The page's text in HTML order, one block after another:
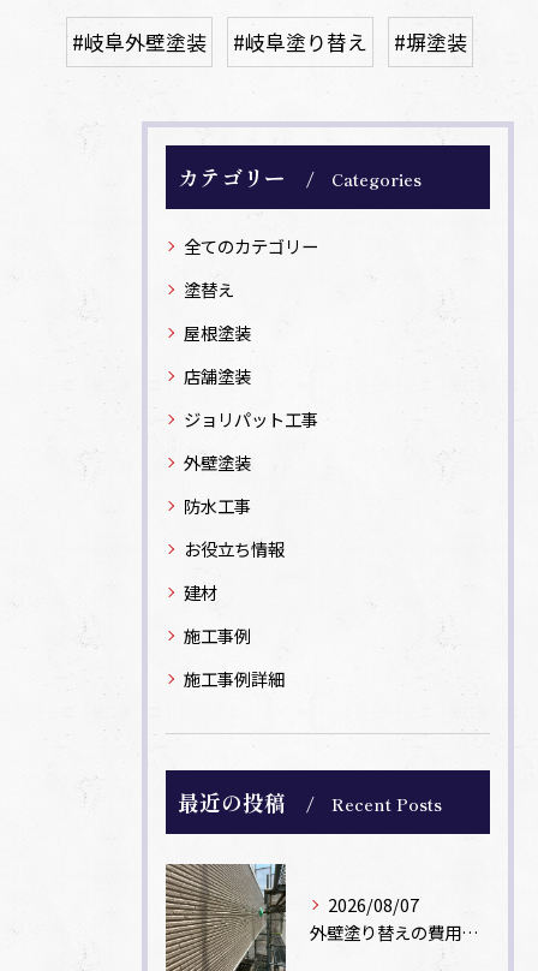
#岐阜外壁塗装 #岐阜塗り替え #塀塗装
カテゴリー Categories
全てのカテゴリー
塗替え
屋根塗装
店舗塗装
ジョリパット工事
外壁塗装
防水工事
お役立ち情報
建材
施工事例
施工事例詳細
最近の投稿 Recent Posts
2026/08/07
外壁塗り替えの費用相場は？坪数別の価格目安と安く抑えるコツ【一級塗装士解説】